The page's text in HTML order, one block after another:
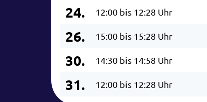
24. 12:00 bis 12:28 Uhr
26. 15:00 bis 15:28 Uhr
30. 14:30 bis 14:58 Uhr
31. 12:00 bis 12:28 Uhr